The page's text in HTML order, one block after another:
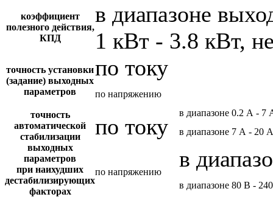
коэффициент
полезного действия,
КПД
в диапазоне
1 кВт - 3.8 кВт,
точность установки
(задание) выходных
параметров
по току
по напряжению
точность
автоматической
стабилизации
выходных
параметров
при наихудших
дестабилизирующих
факторах
по току
в диапазоне 0.2 А - 7
в диапазоне 7 А - 20 А
по напряжению
в
в диапазоне 80 В -